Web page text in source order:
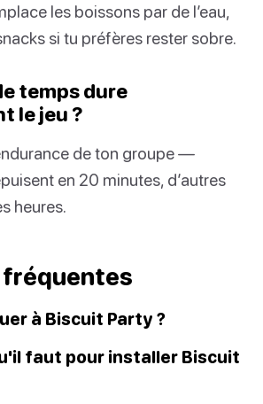
les boissons par de l’eau,
si tu préfères rester sobre.
temps dure
le jeu ?
de ton groupe —
en 20 minutes, d’autres
heures.
à Biscuit Party ?
faut pour installer Biscuit